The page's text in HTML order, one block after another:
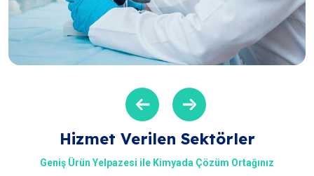
Hizmet Verilen Sektörler
Geniş Ürün Yelpazesi ile Kimyada Çözüm Ortağınız